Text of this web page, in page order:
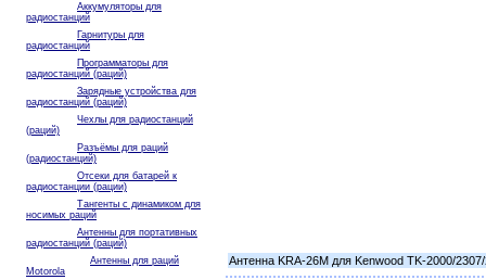
Аккумуляторы для
радиостанций
Гарнитуры для
радиостанций
Программаторы для
радиостанций (раций)
Зарядные устройства для
радиостанций (раций)
Чехлы для радиостанций
(раций)
Разъёмы для раций
(радиостанций)
Отсеки для батарей к
радиостанции (рации)
Тангенты с динамиком для
носимых раций
Антенны для портативных
радиостанций (раций)
Антенны для раций
Motorola
Антенна KRA-26M для Kenwood TK-2000/